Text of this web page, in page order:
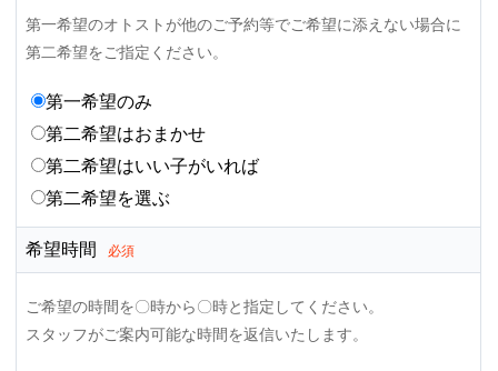
第一希望のオトストが他のご予約等でご希望に添えない場合に
第二希望をご指定ください。
第一希望のみ
第二希望はおまかせ
第二希望はいい子がいれば
第二希望を選ぶ
希望時間 必須
ご希望の時間を〇時から〇時と指定してください。
スタッフがご案内可能な時間を返信いたします。